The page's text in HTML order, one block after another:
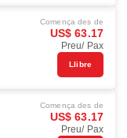
Comença des de
US$ 63.17
Preu/ Pax
Llibre
Comença des de
US$ 63.17
Preu/ Pax